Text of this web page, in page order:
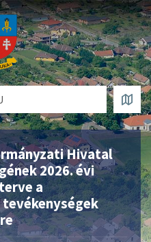
Hivatal
2026. évi
a